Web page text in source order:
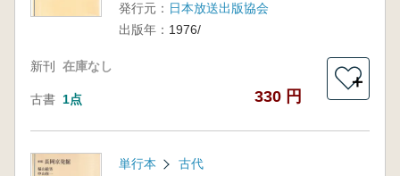
発行元： 日本放送出版協会
出版年： 1976/
新刊 在庫なし
古書 1点 330 円
＋
単行本 古代